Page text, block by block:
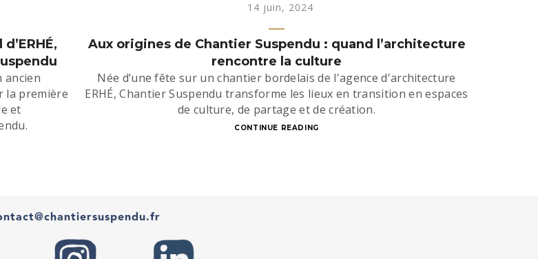
ancien
la première
et
14 juin, 2024
Aux origines de Chantier Suspendu : quand l’architecture
rencontre la culture
Née d’une fête sur un chantier bordelais de l'agence d'architecture
ERHÉ, Chantier Suspendu transforme les lieux en transition en espaces
de culture, de partage et de création.
CONTINUE READING